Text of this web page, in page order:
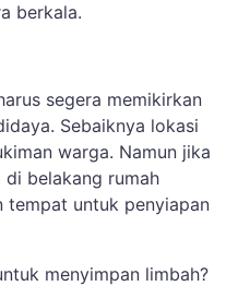
berkala.
segera memikirkan
Sebaiknya lokasi
warga. Namun jika
belakang rumah
tempat untuk penyiapan
menyimpan limbah?